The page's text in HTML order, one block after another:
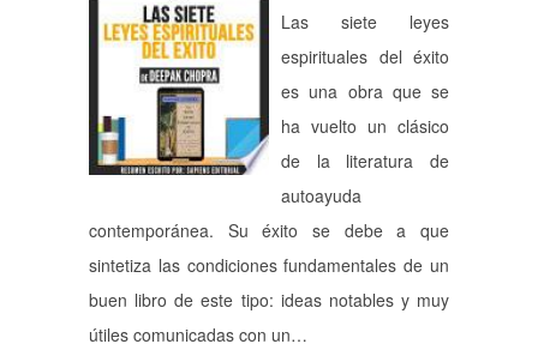
Las siete leyes
espirituales del éxito
es una obra que se
ha vuelto un clásico
de la literatura de
autoayuda
contemporánea. Su éxito se debe a que
sintetiza las condiciones fundamentales de un
buen libro de este tipo: ideas notables y muy
útiles comunicadas con un…